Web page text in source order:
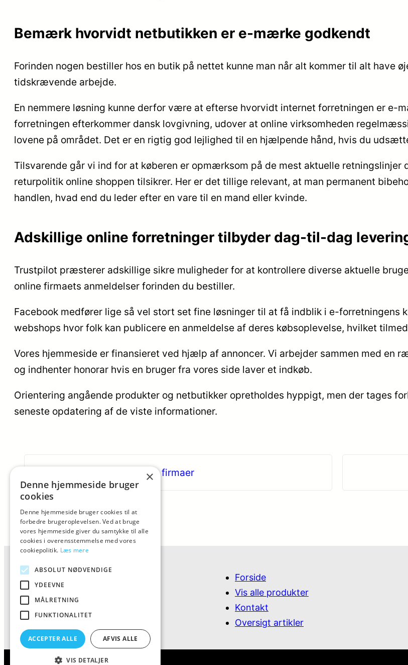
Bemærk hvorvidt netbutikken er e-mærke godkendt
Forinden nogen bestiller hos en butik på nettet kunne man når alt kommer til alt have
tidskrævende arbejde.
En nemmere løsning kunne derfor være at efterse hvorvidt internet forretningen er e-
forretningen efterkommer dansk lovgivning, udover at online virksomheden
lovene på området. Det er en rigtig god lejlighed til en hjælpende hånd, hvis du
Tilsvarende går vi ind for at køberen er opmærksom på de mest aktuelle
returpolitik online shoppen tilsikrer. Her er det tillige relevant, at man permanent
handlen, hvad end du leder efter en vare til en mand eller kvinde.
Adskillige online forretninger tilbyder dag-til-dag
Trustpilot præsterer adskillige sikre muligheder for at kontrollere diverse aktuelle
online firmaets anmeldelser forinden du bestiller.
Facebook medfører lige så vel stort set fine løsninger til at få indblik i e-forretningens
webshops hvor folk kan publicere en anmeldelse af deres købsoplevelse, hvilket
Vores hjemmeside er finansieret ved hjælp af annoncer. Vi arbejder sammen med en
og indhenter honorar hvis en bruger fra vores side laver et indkøb.
Orientering angående produkter og netbutikker opretholdes hyppigt, men der tages
seneste opdatering af de viste informationer.
« Mange bestiller på online firmaer
Forside
Vis alle produkter
Kontakt
Oversigt artikler
×
Denne hjemmeside bruger
cookies
Denne hjemmeside bruger cookies til at
forbedre brugeroplevelsen. Ved at bruge
vores hjemmeside giver du samtykke til alle
cookies i overensstemmelse med vores
cookiepolitik. Læs mere
ABSOLUT NØDVENDIGE
YDEEVNE
MÅLRETNING
FUNKTIONALITET
ACCEPTER ALLE AFVIS ALLE
VIS DETALJER